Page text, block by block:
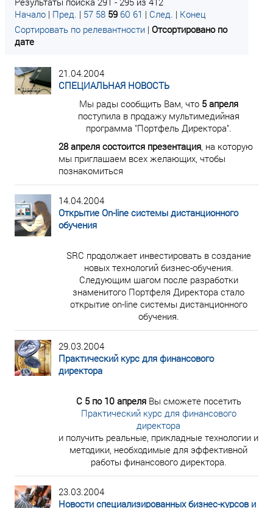
Начало | Пред. | 57 58 59 60 61 | След. | Конец
Сортировать по релевантности | Отсортировано по
дате
21.04.2004
СПЕЦИАЛЬНАЯ НОВОСТЬ
Мы рады сообщить Вам, что 5 апреля
поступила в продажу мультимедийная
программа "Портфель Директора".
28 апреля состоится презентация, на которую
мы приглашаем всех желающих, чтобы
познакомиться
14.04.2004
Открытие On-line системы дистанционного
обучения
SRC продолжает инвестировать в создание
новых технологий бизнес-обучения.
Следующим шагом после разработки
знаменитого Портфеля Директора стало
открытие on-line системы дистанционного
обучения.
29.03.2004
Практический курс для финансового
директора
С 5 по 10 апреляВы сможете посетить
Практический курс для финансового
директора
и получить реальные, прикладные технологии и
методики, необходимые для эффективной
работы финансового директора.
23.03.2004
Новости специализированных бизнес-курсов и